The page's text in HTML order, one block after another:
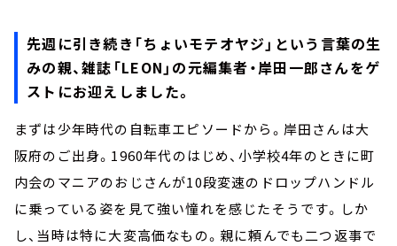
先週に引き続き「ちょいモテオヤジ」という言葉の生
みの親、雑誌「LEON」の元編集者・岸田一郎さんをゲ
ストにお迎えしました。
まずは少年時代の自転車エピソードから。岸田さんは大
阪府のご出身。1960年代のはじめ、小学校4年のときに町
内会のマニアのおじさんが10段変速のドロップハンドル
に乗っている姿を見て強い憧れを感じたそうです。しか
し、当時は特に大変高価なもの。親に頼んでも二つ返事で